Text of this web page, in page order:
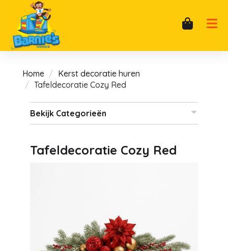
Home
Kerst decoratie huren
Tafeldecoratie Cozy Red
Bekijk Categorieën
Tafeldecoratie Cozy Red